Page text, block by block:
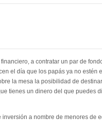
a contratar un par de
el día que los papás ya no estén
la mesa la posibilidad de
tienes un dinero del que puedes
a nombre de menores de